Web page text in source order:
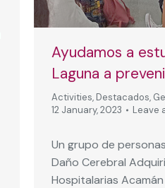
Ayudamos a
Laguna a
Activities, Destacados,
12 January, 2023
Leave
Un grupo de
Daño Cerebral
Hospitalarias